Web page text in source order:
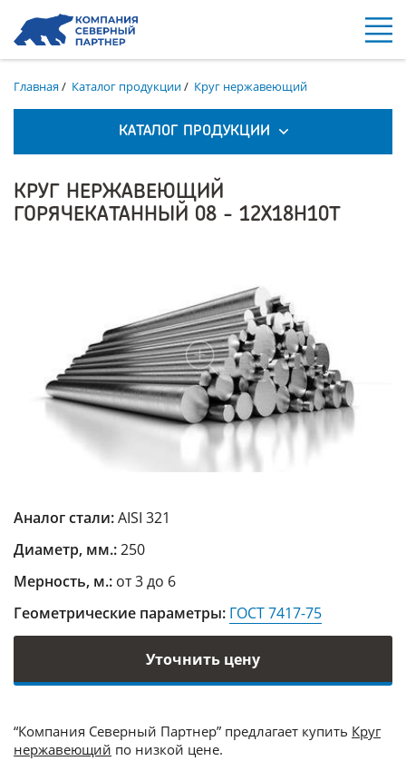
Главная/ Каталог продукции/ Круг нержавеющий
КАТАЛОГ ПРОДУКЦИИ
КРУГ НЕРЖАВЕЮЩИЙ
ГОРЯЧЕКАТАННЫЙ 08 - 12Х18Н10Т
Аналог стали:AISI 321
Диаметр, мм.:250
Мерность, м.: от 3 до 6
Геометрические параметры: ГОСТ 7417-75
Уточнить цену
“Компания Северный Партнер” предлагает купить Круг
нержавеющий по низкой цене.